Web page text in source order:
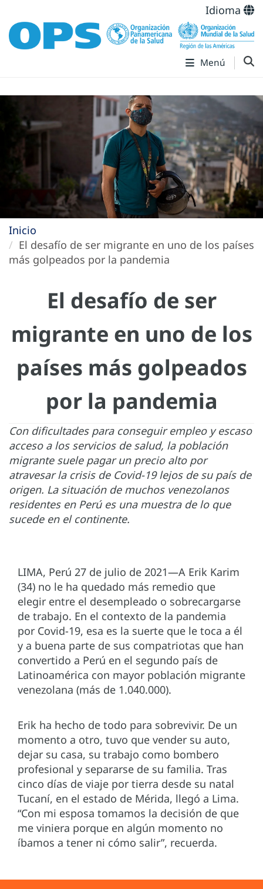
Idioma
Menú
Inicio
El desafío de ser migrante en uno de los países
más golpeados por la pandemia
El desafío de ser
migrante en uno de los
países más golpeados
por la pandemia
Con dificultades para conseguir empleo y escaso
acceso a los servicios de salud, la población
migrante suele pagar un precio alto por
atravesar la crisis de Covid-19 lejos de su país de
origen. La situación de muchos venezolanos
residentes en Perú es una muestra de lo que
sucede en el continente.
LIMA, Perú 27 de julio de 2021—A Erik Karim
(34) no le ha quedado más remedio que
elegir entre el desempleado o sobrecargarse
de trabajo. En el contexto de la pandemia
por Covid-19, esa es la suerte que le toca a él
y a buena parte de sus compatriotas que han
convertido a Perú en el segundo país de
Latinoamérica con mayor población migrante
venezolana (más de 1.040.000).
Erik ha hecho de todo para sobrevivir. De un
momento a otro, tuvo que vender su auto,
dejar su casa, su trabajo como bombero
profesional y separarse de su familia. Tras
cinco días de viaje por tierra desde su natal
Tucaní, en el estado de Mérida, llegó a Lima.
“Con mi esposa tomamos la decisión de que
me viniera porque en algún momento no
íbamos a tener ni cómo salir”, recuerda.